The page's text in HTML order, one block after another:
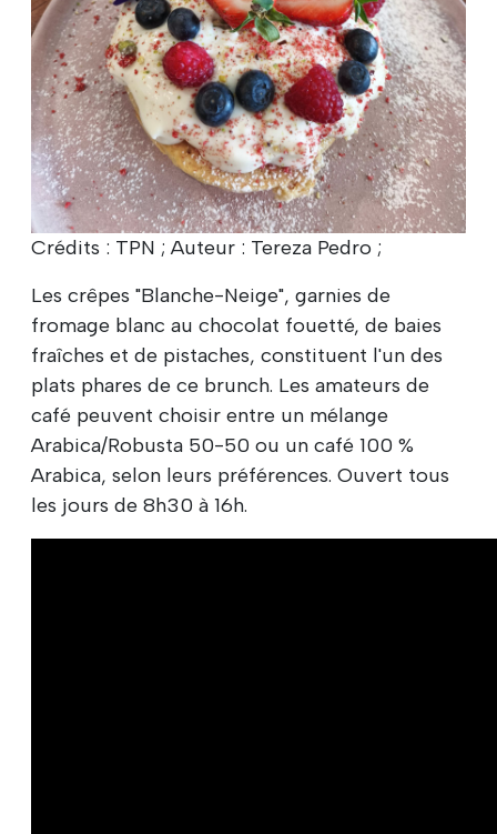
Crédits : TPN ; Auteur : Tereza Pedro ;
Les crêpes "Blanche-Neige", garnies de
fromage blanc au chocolat fouetté, de baies
fraîches et de pistaches, constituent l'un des
plats phares de ce brunch. Les amateurs de
café peuvent choisir entre un mélange
Arabica/Robusta 50-50 ou un café 100 %
Arabica, selon leurs préférences. Ouvert tous
les jours de 8h30 à 16h.